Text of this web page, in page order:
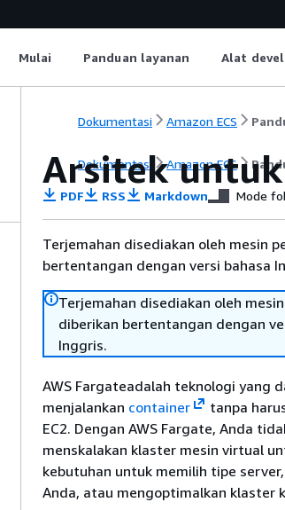
Mulai Panduan layanan Alat
Dokumentasi Amazon ECS
Dokumentasi Amazon ECS
Arsitek untuk
PDF RSS Markdown Mode
Terjemahan disediakan oleh mesin
bertentangan dengan versi bahasa
Terjemahan disediakan oleh
diberikan bertentangan dengan
Inggris.
AWS Fargateadalah teknologi yang
menjalankan container
tanpa
EC2. Dengan AWS Fargate, Anda
menskalakan klaster mesin virtual
kebutuhan untuk memilih tipe
Anda, atau mengoptimalkan klaster